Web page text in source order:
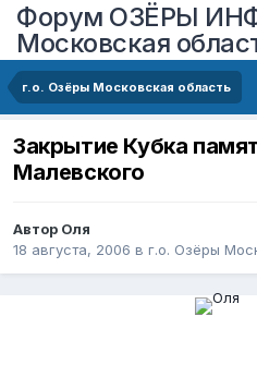
Форум ОЗЁРЫ
Московская
г.о. Озёры Московская область
Закрытие Кубка
Малевского
Автор Оля
18 августа, 2006 в г.о. Озёры